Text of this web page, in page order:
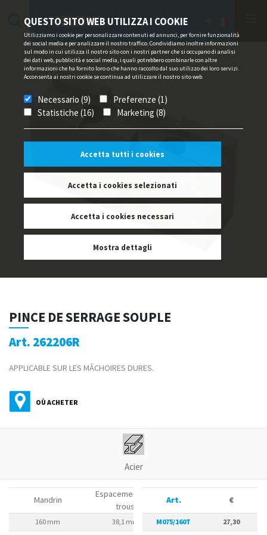
QUESTO SITO WEB UTILIZZA I COOKIE
Utilizziamo i cookie per personalizzare contenuti ed annunci, per fornire funzionalità
dei social media e per analizzare il nostro traffico. Condividiamo inoltre informazioni
sul modo in cui utilizza il nostro sito con i nostri partner che si occupano di analisi
dei dati web, pubblicità e social media, i quali potrebbero combinarle con altre
informazioni che ha fornito loro o che hanno raccolto dal suo utilizzo dei loro servizi.
Acconsenta ai nostri cookie se continua ad utilizzare il nostro sito web.
Necessario (9)
Preferenze (1)
Statistiche (16)
Marketing (8)
Accetta tutti i cookies
Accetta i cookies selezionati
Accetta i cookies necessari
Mostra dettagli
PINCE DE SERRAGE SOUPLE
Art. 262206R
APPLICABLE SUR LES MÂCHOIRES DURES.
OÙ ACHETER
Acier
Mandrin
Espacement des
trous
160 mm 38,1 mm
Art. €
M075/160T
27,30